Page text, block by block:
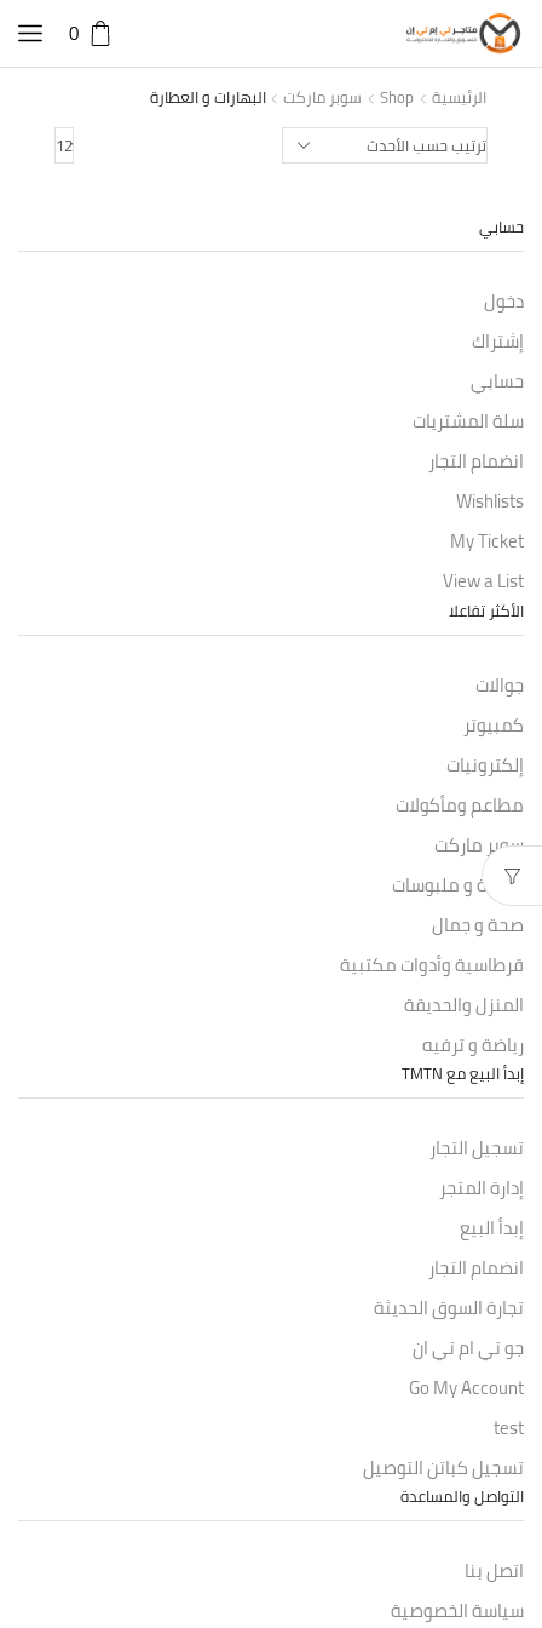
0
الرئيسية Shop سوبر ماركت البهارات و العطارة
Products
per
حسابي
دخول
إشتراك
حسابي
سلة المشتريات
انضمام التجار
Wishlists
My Ticket
View a List
الأكثر تفاعلا
جوالات
كمبيوتر
إلكترونيات
مطاعم ومأكولات
سوبر ماركت
موضة و ملبوسات
صحة و جمال
قرطاسية وأدوات مكتبية
المنزل والحديقة
رياضة و ترفيه
إبدأ البيع مع TMTN
تسجيل التجار
إدارة المتجر
إبدأ البيع
انضمام التجار
تجارة السوق الحديثة
جو تي ام تي ان
Go My Account
test
تسجيل كباتن التوصيل
التواصل والمساعدة
اتصل بنا
سياسة الخصوصية